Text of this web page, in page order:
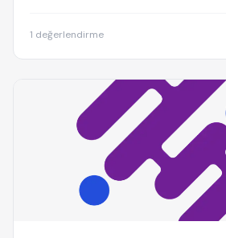
1 değerlendirme